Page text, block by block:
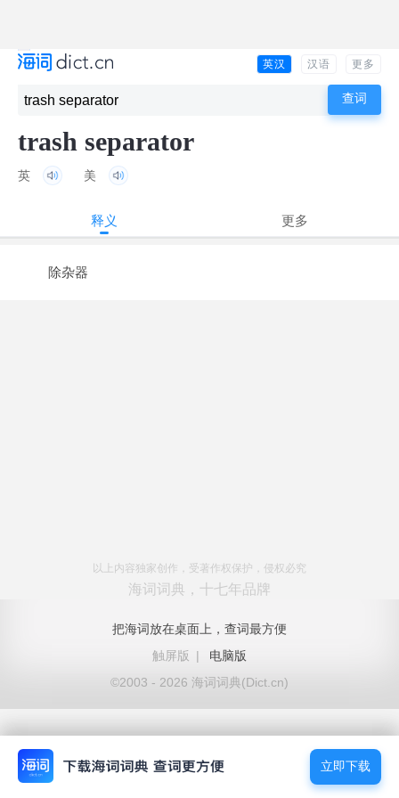
英汉 汉语 更多
trash separator
英 美
释义 更多
除杂器
以上内容独家创作，受著作权保护，侵权必究
海词词典，十七年品牌
把海词放在桌面上，查词最方便
触屏版
|
电脑版
©2003 - 2026 海词词典(Dict.cn)
立即下载
立即下载